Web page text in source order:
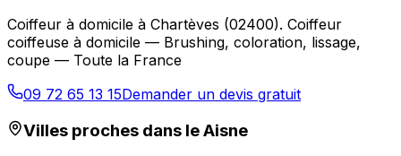
Coiffeur à domicile à Chartèves (02400). Coiffeur
coiffeuse à domicile — Brushing, coloration, lissage,
coupe — Toute la France
09 72 65 13 15Demander un devis gratuit
Villes proches dans leAisne